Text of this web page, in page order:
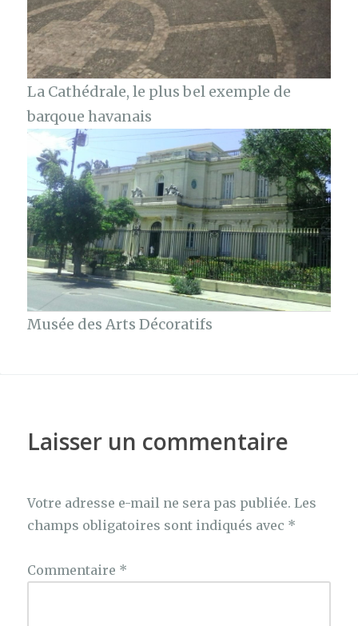
La Cathédrale, le plus bel exemple de
barqoue havanais
Musée des Arts Décoratifs
Laisser un commentaire
Votre adresse e-mail ne sera pas publiée. Les
champs obligatoires sont indiqués avec *
Commentaire *